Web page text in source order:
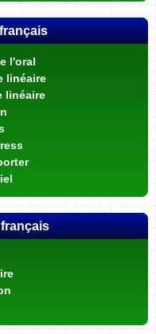
l'oral
linéaire
linéaire